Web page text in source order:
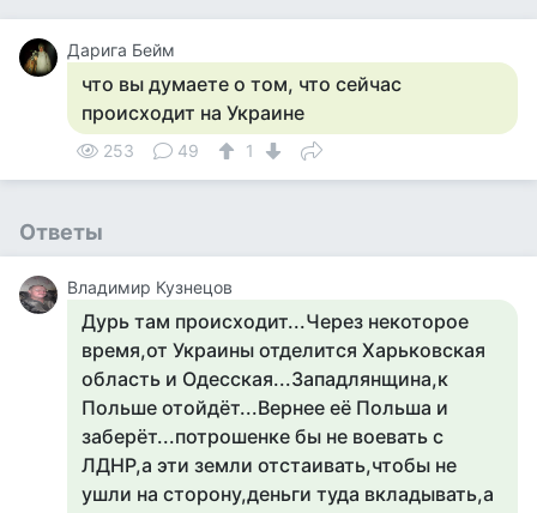
Дарига Бейм
что вы думаете о том, что сейчас
происходит на Украине
253 49 1
Ответы
Владимир Кузнецов
Дурь там происходит...Через некоторое
время,от Украины отделится Харьковская
область и Одесская...Западлянщина,к
Польше отойдёт...Вернее её Польша и
заберёт...потрошенке бы не воевать с
ЛДНР,а эти земли отстаивать,чтобы не
ушли на сторону,деньги туда вкладывать,а